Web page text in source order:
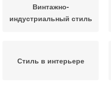
Винтажно-
индустриальный стиль
Стиль в интерьере